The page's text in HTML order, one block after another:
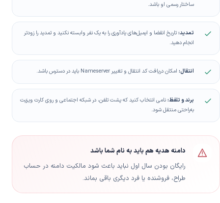
ساختار رسمی او باشد.
تمدید:تاریخ انقضا و ایمیل‌های یادآوری را به یک نفر وابسته نکنید و تمدید را زودتر
انجام دهید.
انتقال: امکان دریافت کد انتقال و تغییر Nameserver باید در دسترس باشد.
برند و تلفظ:نامی انتخاب کنید که پشت تلفن، در شبکه اجتماعی و روی کارت ویزیت
به‌راحتی منتقل شود.
دامنه هدیه هم باید به نام شما باشد
رایگان بودن سال اول نباید باعث شود مالکیت دامنه در حساب
طراح، فروشنده یا فرد دیگری باقی بماند.